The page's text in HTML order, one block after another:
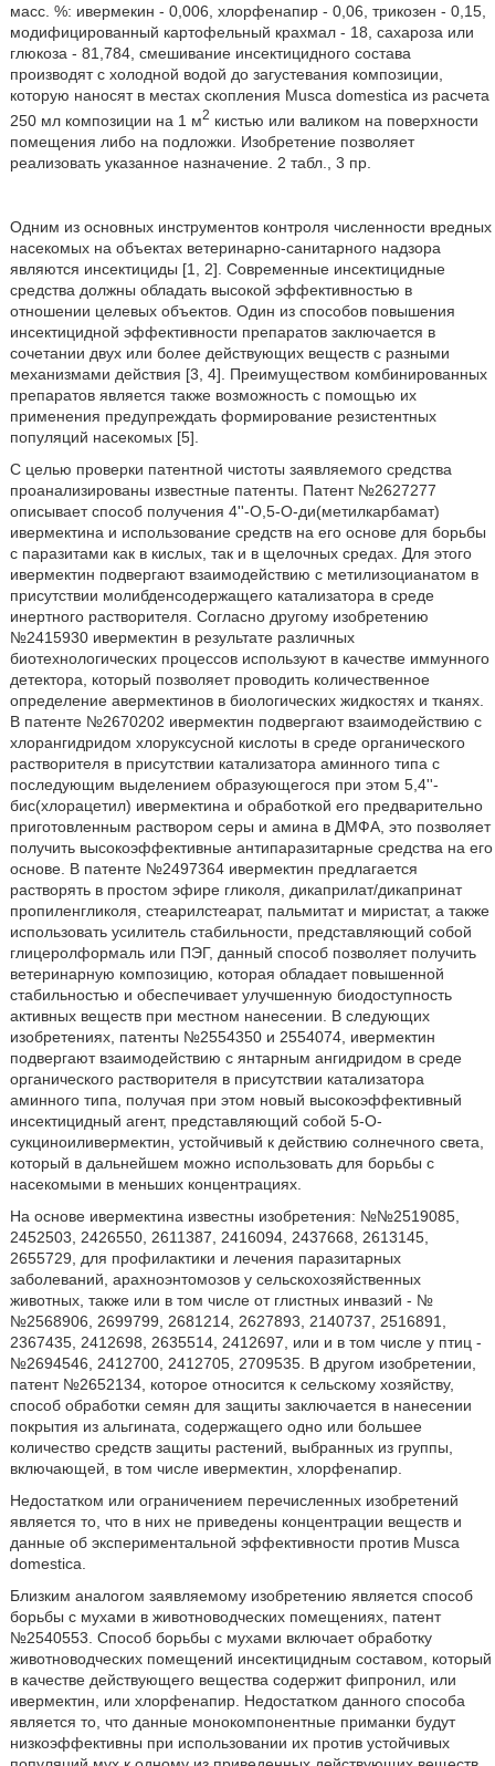
масс. %: ивермекин - 0,006, хлорфенапир - 0,06, трикозен - 0,15,
модифицированный картофельный крахмал - 18, сахароза или
глюкоза - 81,784, смешивание инсектицидного состава
производят с холодной водой до загустевания композиции,
которую наносят в местах скопления Musca domestica из расчета
250 мл композиции на 1 м2 кистью или валиком на поверхности
помещения либо на подложки. Изобретение позволяет
реализовать указанное назначение. 2 табл., 3 пр.
Одним из основных инструментов контроля численности вредных
насекомых на объектах ветеринарно-санитарного надзора
являются инсектициды [1, 2]. Современные инсектицидные
средства должны обладать высокой эффективностью в
отношении целевых объектов. Один из способов повышения
инсектицидной эффективности препаратов заключается в
сочетании двух или более действующих веществ с разными
механизмами действия [3, 4]. Преимуществом комбинированных
препаратов является также возможность с помощью их
применения предупреждать формирование резистентных
популяций насекомых [5].
С целью проверки патентной чистоты заявляемого средства
проанализированы известные патенты. Патент №2627277
описывает способ получения 4''-O,5-O-ди(метилкарбамат)
ивермектина и использование средств на его основе для борьбы
с паразитами как в кислых, так и в щелочных средах. Для этого
ивермектин подвергают взаимодействию с метилизоцианатом в
присутствии молибденсодержащего катализатора в среде
инертного растворителя. Согласно другому изобретению
№2415930 ивермектин в результате различных
биотехнологических процессов используют в качестве иммунного
детектора, который позволяет проводить количественное
определение авермектинов в биологических жидкостях и тканях.
В патенте №2670202 ивермектин подвергают взаимодействию с
хлорангидридом хлоруксусной кислоты в среде органического
растворителя в присутствии катализатора аминного типа с
последующим выделением образующегося при этом 5,4''-
бис(хлорацетил) ивермектина и обработкой его предварительно
приготовленным раствором серы и амина в ДМФА, это позволяет
получить высокоэффективные антипаразитарные средства на его
основе. В патенте №2497364 ивермектин предлагается
растворять в простом эфире гликоля, дикаприлат/дикапринат
пропиленгликоля, стеарилстеарат, пальмитат и миристат, а также
использовать усилитель стабильности, представляющий собой
глицеролформаль или ПЭГ, данный способ позволяет получить
ветеринарную композицию, которая обладает повышенной
стабильностью и обеспечивает улучшенную биодоступность
активных веществ при местном нанесении. В следующих
изобретениях, патенты №2554350 и 2554074, ивермектин
подвергают взаимодействию с янтарным ангидридом в среде
органического растворителя в присутствии катализатора
аминного типа, получая при этом новый высокоэффективный
инсектицидный агент, представляющий собой 5-O-
сукциноиливермектин, устойчивый к действию солнечного света,
который в дальнейшем можно использовать для борьбы с
насекомыми в меньших концентрациях.
На основе ивермектина известны изобретения: №№2519085,
2452503, 2426550, 2611387, 2416094, 2437668, 2613145,
2655729, для профилактики и лечения паразитарных
заболеваний, арахноэнтомозов у сельскохозяйственных
животных, также или в том числе от глистных инвазий - №
№2568906, 2699799, 2681214, 2627893, 2140737, 2516891,
2367435, 2412698, 2635514, 2412697, или и в том числе у птиц -
№2694546, 2412700, 2412705, 2709535. В другом изобретении,
патент №2652134, которое относится к сельскому хозяйству,
способ обработки семян для защиты заключается в нанесении
покрытия из альгината, содержащего одно или большее
количество средств защиты растений, выбранных из группы,
включающей, в том числе ивермектин, хлорфенапир.
Недостатком или ограничением перечисленных изобретений
является то, что в них не приведены концентрации веществ и
данные об экспериментальной эффективности против Musca
domestica.
Близким аналогом заявляемому изобретению является способ
борьбы с мухами в животноводческих помещениях, патент
№2540553. Способ борьбы с мухами включает обработку
животноводческих помещений инсектицидным составом, который
в качестве действующего вещества содержит фипронил, или
ивермектин, или хлорфенапир. Недостатком данного способа
является то, что данные монокомпонентные приманки будут
низкоэффективны при использовании их против устойчивых